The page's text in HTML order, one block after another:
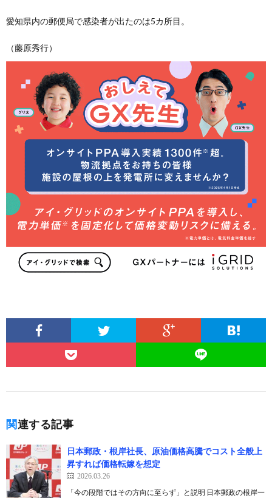
愛知県内の郵便局で感染者が出たのは5カ所目。
（藤原秀行）
関連する記事
日本郵政・根岸社長、原油価格高騰でコスト全般上
昇すれば価格転嫁を想定
2026.03.26
「今の段階ではその方向に至らず」と説明 日本郵政の根岸一